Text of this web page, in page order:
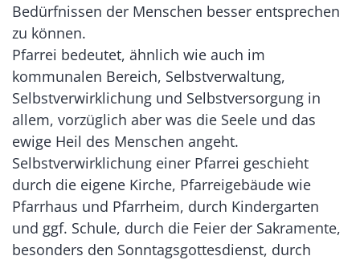
Bedürfnissen der Menschen besser entsprechen
zu können.
Pfarrei bedeutet, ähnlich wie auch im
kommunalen Bereich, Selbstverwaltung,
Selbstverwirklichung und Selbstversorgung in
allem, vorzüglich aber was die Seele und das
ewige Heil des Menschen angeht.
Selbstverwirklichung einer Pfarrei geschieht
durch die eigene Kirche, Pfarreigebäude wie
Pfarrhaus und Pfarrheim, durch Kindergarten
und ggf. Schule, durch die Feier der Sakramente,
besonders den Sonntagsgottesdienst, durch